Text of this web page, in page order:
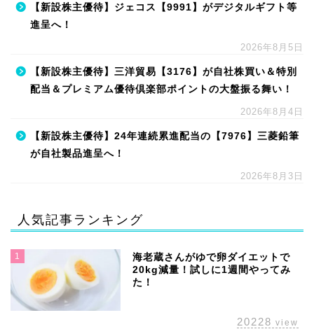
【新設株主優待】ジェコス【9991】がデジタルギフト等
進呈へ！
2026年8月5日
【新設株主優待】三洋貿易【3176】が自社株買い＆特別
配当＆プレミアム優待倶楽部ポイントの大盤振る舞い！
2026年8月4日
【新設株主優待】24年連続累進配当の【7976】三菱鉛筆
が自社製品進呈へ！
2026年8月3日
人気記事ランキング
1
海老蔵さんがゆで卵ダイエットで
20kg減量！試しに1週間やってみ
た！
20228 view